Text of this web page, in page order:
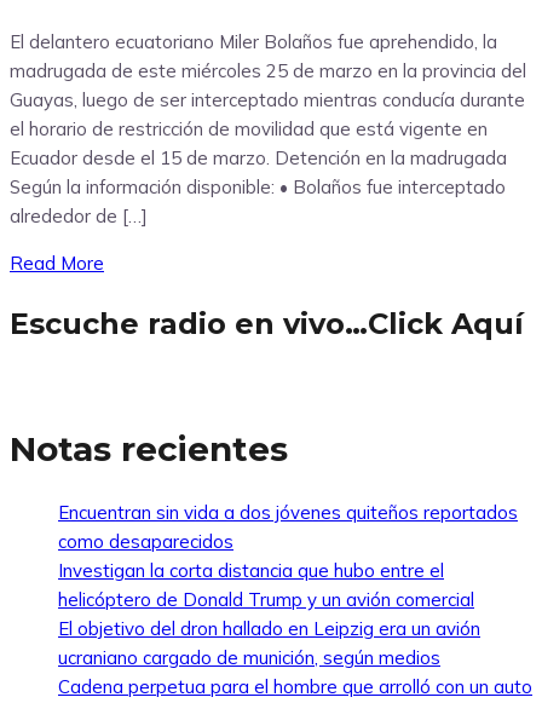
El delantero ecuatoriano Miler Bolaños fue aprehendido, la
madrugada de este miércoles 25 de marzo en la provincia del
Guayas, luego de ser interceptado mientras conducía durante
el horario de restricción de movilidad que está vigente en
Ecuador desde el 15 de marzo. Detención en la madrugada
Según la información disponible: • Bolaños fue interceptado
alrededor de […]
Read More
Escuche radio en vivo…Click Aquí
Notas recientes
Encuentran sin vida a dos jóvenes quiteños reportados
como desaparecidos
Investigan la corta distancia que hubo entre el
helicóptero de Donald Trump y un avión comercial
El objetivo del dron hallado en Leipzig era un avión
ucraniano cargado de munición, según medios
Cadena perpetua para el hombre que arrolló con un auto